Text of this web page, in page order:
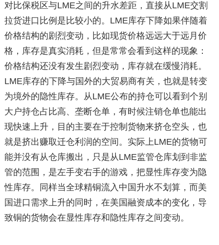
对比保税区与LME之间的升水差距，直接从LME交割
拉货进口比例是比较小的。LME库存下降如果伴随着
价格结构的剧烈变动，比如现货价格远远大于远月价
格，库存是真实消耗，但是常常会看到这样的现象：
价格结构还没有发生剧烈变动，库存就在缓慢消耗。
LME库存的下降与国外的大贸易商有关，也就是转变
为境外的隐性库存。从LME公布的持仓可以看到个别
大户持仓占比高、垄断仓单，有时候注销仓单也能出
现快速上升，目的主要在于控制货物来挤仓空头，也
就是挤出赚取迁仓利润的空间。实际上LME的货物可
能并没有从仓库搬出，只是从LME监管仓库划到非监
管的范围，是左手变右手的游戏，把显性库存变为隐
性库存。同样当全球精铜流入中国升水不划算，而美
国进口需求上升的同时，在美国融资成本的变化，导
致铜的货物会在显性库存和隐性库存之间变动。